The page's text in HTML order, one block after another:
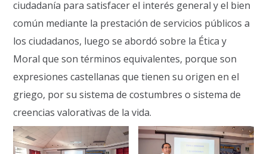
ciudadanía para satisfacer el interés general y el bien
común mediante la prestación de servicios públicos a
los ciudadanos, luego se abordó sobre la Ética y
Moral que son términos equivalentes, porque son
expresiones castellanas que tienen su origen en el
griego, por su sistema de costumbres o sistema de
creencias valorativas de la vida.